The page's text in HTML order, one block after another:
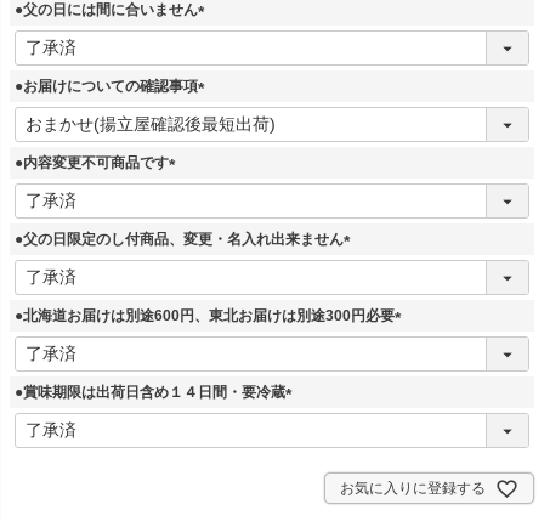
●父の日には間に合いません
(
須
●お届けについての確認事項
(
必
●内容変更不可商品です
(
●父の日限定のし付商品、変更・名入れ出来ません
(
須
●北海道お届けは別途600円、東北お届けは別途300円必要
(
●賞味期限は出荷日含め１４日間・要冷蔵
(
お気に入りに登録する